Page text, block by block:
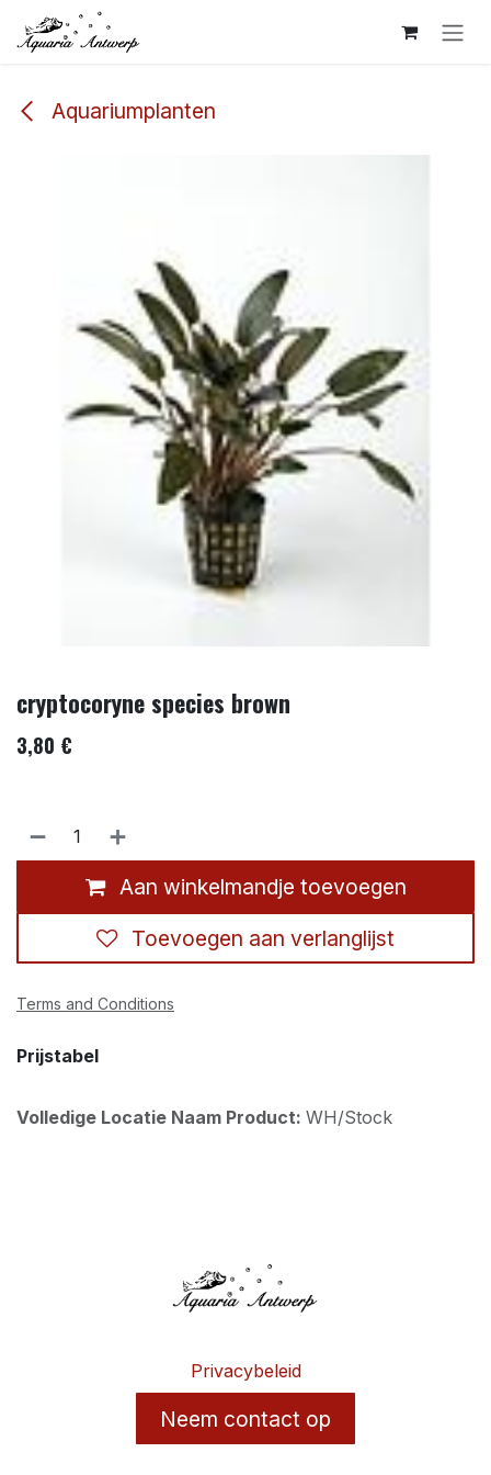
Overslaan naar inhoud
Aquariumplanten
cryptocoryne species brown
3,80 €
Aan winkelmandje toevoegen
Toevoegen aan verlanglijst
Terms and Conditions
Prijstabel
Volledige Locatie Naam Product: WH/Stock
Privacybeleid
Neem contact op